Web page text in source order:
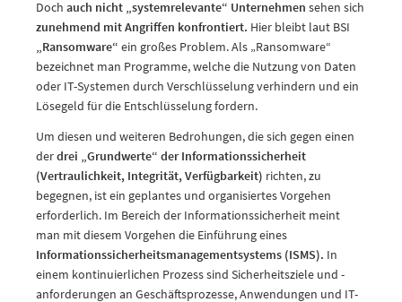
Doch auch nicht „systemrelevante“ Unternehmen sehen sich
zunehmend mit Angriffen konfrontiert. Hier bleibt laut BSI
„Ransomware“ ein großes Problem. Als „Ransomware“
bezeichnet man Programme, welche die Nutzung von Daten
oder IT-Systemen durch Verschlüsselung verhindern und ein
Lösegeld für die Entschlüsselung fordern.
Um diesen und weiteren Bedrohungen, die sich gegen einen
derdrei „Grundwerte“ der Informationssicherheit
(Vertraulichkeit, Integrität, Verfügbarkeit) richten, zu
begegnen, ist ein geplantes und organisiertes Vorgehen
erforderlich. Im Bereich der Informationssicherheit meint
man mit diesem Vorgehen die Einführung eines
Informationssicherheitsmanagementsystems (ISMS). In
einem kontinuierlichen Prozess sind Sicherheitsziele und -
anforderungen an Geschäftsprozesse, Anwendungen und IT-